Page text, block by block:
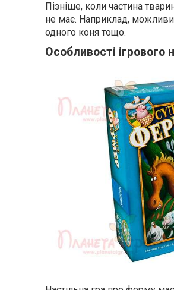
Пізніше, коли частина
не має. Наприклад,
одного коня тощо.
Особливості ігрового